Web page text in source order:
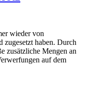
wieder von
zugesetzt haben. Durch
zusätzliche Mengen an
auf dem